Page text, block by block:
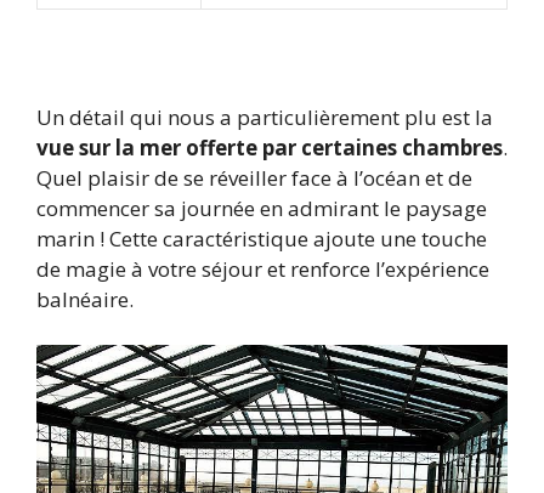
Un détail qui nous a particulièrement plu est la
vue sur la mer offerte par certaines chambres.
Quel plaisir de se réveiller face à l’océan et de
commencer sa journée en admirant le paysage
marin ! Cette caractéristique ajoute une touche
de magie à votre séjour et renforce l’expérience
balnéaire.